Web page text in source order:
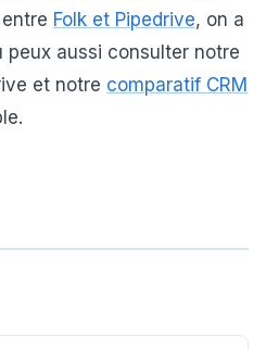
Folk et Pipedrive, on a
peux aussi consulter notre
et notre comparatif CRM